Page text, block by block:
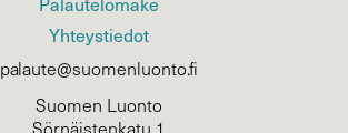
Yhteystiedot
palaute@suomenluonto.fi
Suomen Luonto
Sörnäistenkatu 1